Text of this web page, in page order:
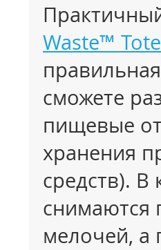
Waste™
сможете
пищевые
хранения
средств). В
снимаются
мелочей, а